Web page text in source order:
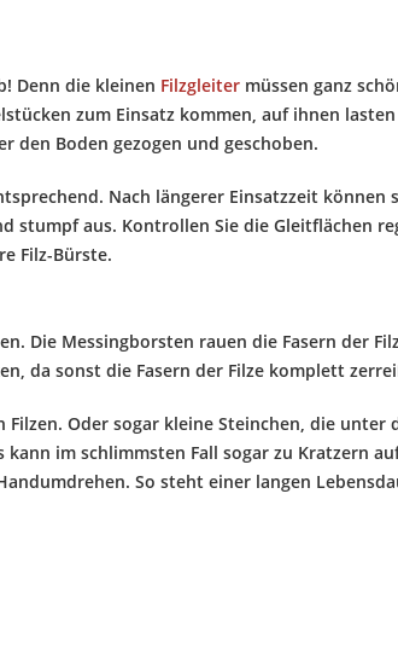
Denn die kleinen Filzgleiter müssen ganz
zum Einsatz kommen, auf ihnen
den Boden gezogen und geschoben.
Nach längerer Einsatzzeit können
stumpf aus. Kontrollen Sie die Gleitflächen
Filz-Bürste.
Die Messingborsten rauen die Fasern der
da sonst die Fasern der Filze komplett
Oder sogar kleine Steinchen, die unter
im schlimmsten Fall sogar zu Kratzern
So steht einer langen